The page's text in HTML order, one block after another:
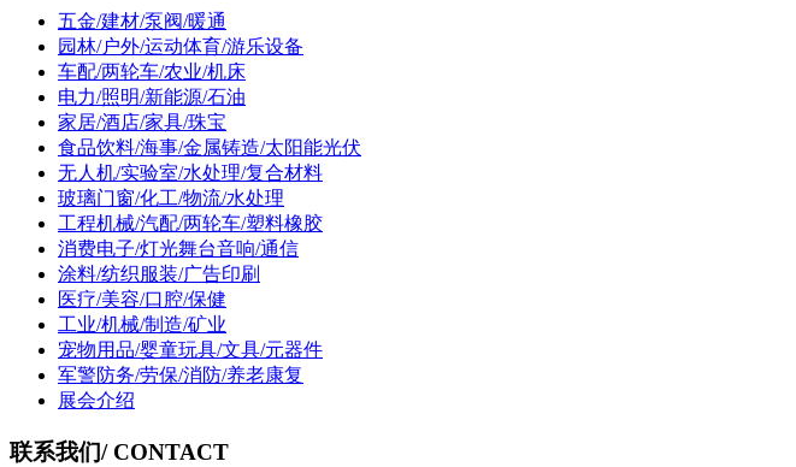
五金/建材/泵阀/暖通
园林/户外/运动体育/游乐设备
车配/两轮车/农业/机床
电力/照明/新能源/石油
家居/酒店/家具/珠宝
食品饮料/海事/金属铸造/太阳能光伏
无人机/实验室/水处理/复合材料
玻璃门窗/化工/物流/水处理
工程机械/汽配/两轮车/塑料橡胶
消费电子/灯光舞台音响/通信
涂料/纺织服装/广告印刷
医疗/美容/口腔/保健
工业/机械/制造/矿业
宠物用品/婴童玩具/文具/元器件
军警防务/劳保/消防/养老康复
展会介绍
联系我们/ CONTACT